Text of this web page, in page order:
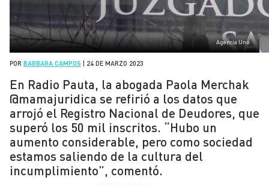
Agencia Uno
POR BARBARA CAMPOS 24 DE MARZO 2023
En Radio Pauta, la abogada Paola Merchak
@mamajuridica se refirió a los datos que
arrojó el Registro Nacional de Deudores, que
superó los 50 mil inscritos. “Hubo un
aumento considerable, pero como sociedad
estamos saliendo de la cultura del
incumplimiento”, comentó.